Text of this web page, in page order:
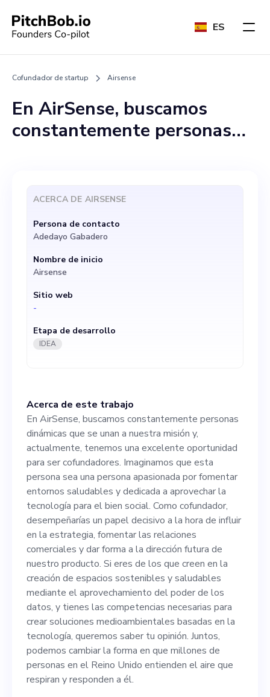
ES
Cofundador de startup Airsense
En AirSense, buscamos
constantemente personas
actualmente, tenemos una
excelente oportunidad para
ser cofundadores.
Imaginamos que esta
persona sea una persona
apasionada por fomentar
entornos saludables y
dedicada a aprovechar la
desempeñarías un papel
decisivo a la hora de influir
en la estrategia, fomentar
las relaciones comerciales y
dar forma a la dirección
futura de nuestro producto.
Si eres de los que creen en la
creación de espacios
sostenibles y saludables
mediante el
aprovechamiento del poder
de los datos, y tienes las
competencias necesarias
Acerca de este trabajo
En AirSense, buscamos constantemente personas
dinámicas que se unan a nuestra misión y,
actualmente, tenemos una excelente oportunidad
para ser cofundadores. Imaginamos que esta
persona sea una persona apasionada por fomentar
entornos saludables y dedicada a aprovechar la
tecnología para el bien social. Como cofundador,
desempeñarías un papel decisivo a la hora de influir
en la estrategia, fomentar las relaciones
comerciales y dar forma a la dirección futura de
nuestro producto. Si eres de los que creen en la
creación de espacios sostenibles y saludables
mediante el aprovechamiento del poder de los
datos, y tienes las competencias necesarias para
crear soluciones medioambientales basadas en la
tecnología, queremos saber tu opinión. Juntos,
podemos cambiar la forma en que millones de
personas en el Reino Unido entienden el aire que
respiran y responden a él.
ACERCA DE AIRSENSE
Persona de contacto
Adedayo Gabadero
Nombre de inicio
Airsense
Sitio web
-
Etapa de desarrollo
IDEA